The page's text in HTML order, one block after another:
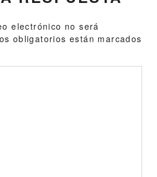
electrónico no será
obligatorios están marcados